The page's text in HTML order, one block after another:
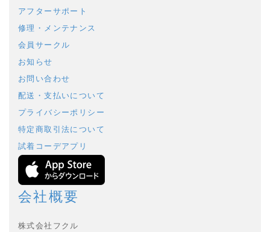
アフターサポート
修理・メンテナンス
会員サークル
お知らせ
お問い合わせ
配送・支払いについて
プライバシーポリシー
特定商取引法について
試着コーデアプリ
会社概要
株式会社フクル